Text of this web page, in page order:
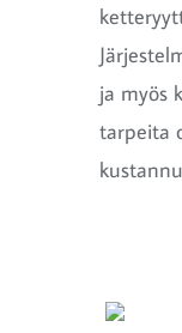
ja myös
tarpeita